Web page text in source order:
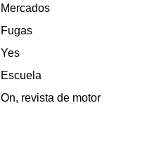
Mercados
Fugas
Yes
Escuela
On, revista de motor